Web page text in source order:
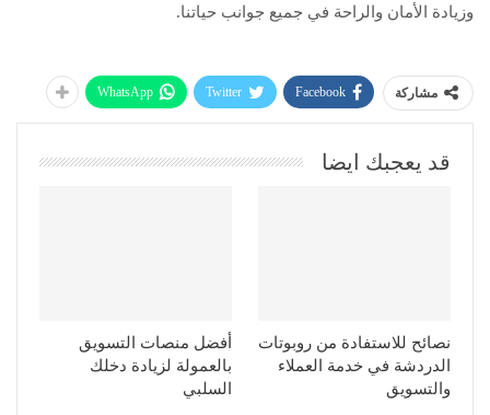
وزيادة الأمان والراحة في جميع جوانب حياتنا.
مشاركة Facebook
Twitter
WhatsApp
قد يعجبك ايضا
نصائح للاستفادة من روبوتات
الدردشة في خدمة العملاء
والتسويق
أفضل منصات التسويق
بالعمولة لزيادة دخلك
السلبي